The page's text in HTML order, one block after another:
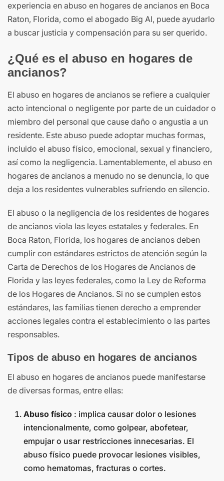
experiencia en abuso en hogares de ancianos en Boca
Raton, Florida, como el abogado Big Al, puede ayudarlo
a buscar justicia y compensación para su ser querido.
¿Qué es el abuso en hogares de
ancianos?
El abuso en hogares de ancianos se refiere a cualquier
acto intencional o negligente por parte de un cuidador o
miembro del personal que cause daño o angustia a un
residente. Este abuso puede adoptar muchas formas,
incluido el abuso físico, emocional, sexual y financiero,
así como la negligencia. Lamentablemente, el abuso en
hogares de ancianos a menudo no se denuncia, lo que
deja a los residentes vulnerables sufriendo en silencio.
El abuso o la negligencia de los residentes de hogares
de ancianos viola las leyes estatales y federales. En
Boca Raton, Florida, los hogares de ancianos deben
cumplir con estándares estrictos de atención según la
Carta de Derechos de los Hogares de Ancianos de
Florida y las leyes federales, como la Ley de Reforma
de los Hogares de Ancianos. Si no se cumplen estos
estándares, las familias tienen derecho a emprender
acciones legales contra el establecimiento o las partes
responsables.
Tipos de abuso en hogares de ancianos
El abuso en hogares de ancianos puede manifestarse
de diversas formas, entre ellas:
Abuso físico : implica causar dolor o lesiones
intencionalmente, como golpear, abofetear,
empujar o usar restricciones innecesarias. El
abuso físico puede provocar lesiones visibles,
como hematomas, fracturas o cortes.